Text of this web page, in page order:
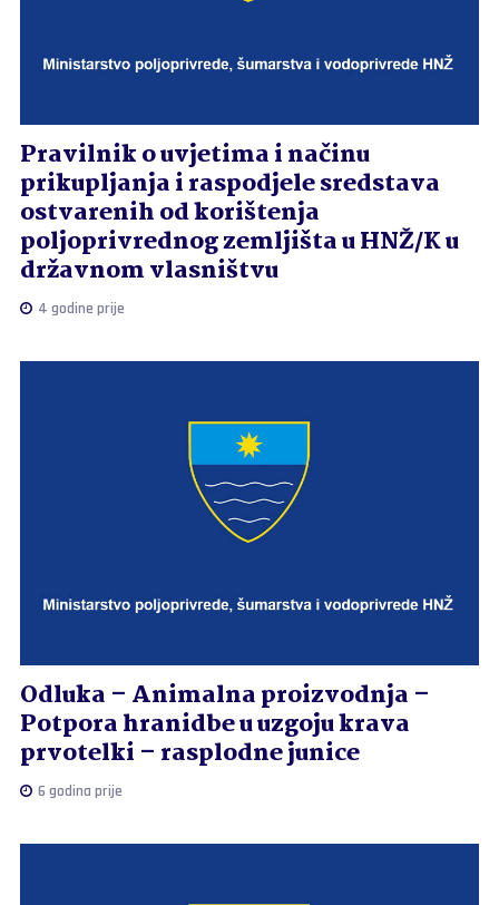
Pravilnik o uvjetima i načinu
prikupljanja i raspodjele sredstava
ostvarenih od korištenja
poljoprivrednog zemljišta u HNŽ/K u
državnom vlasništvu
4 godine prije
Odluka – Animalna proizvodnja –
Potpora hranidbe u uzgoju krava
prvotelki – rasplodne junice
6 godina prije